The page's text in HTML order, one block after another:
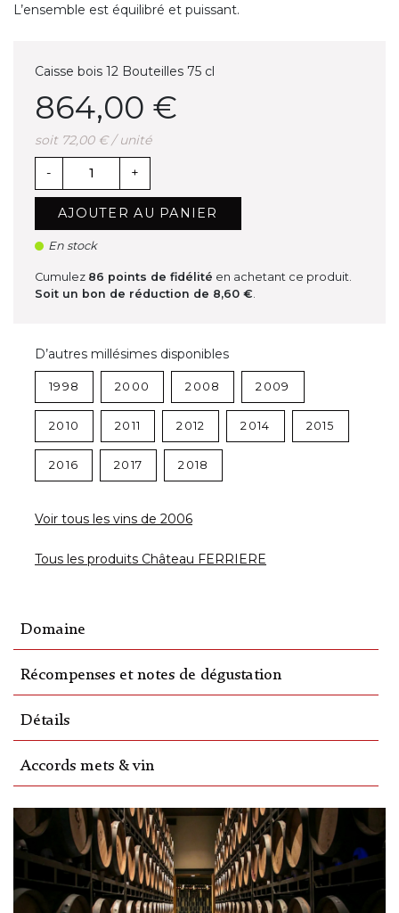
L’ensemble est équilibré et puissant.
Caisse bois 12 Bouteilles 75 cl
864,00 €
soit 72,00 € / unité
- +
AJOUTER AU PANIER
En stock
Cumulez 86 points de fidélité en achetant ce produit.
Soit un bon de réduction de 8,60 €.
D’autres millésimes disponibles
1998 2000 2008 2009
2010 2011 2012 2014 2015
2016 2017 2018
Voir tous les vins de 2006
Tous les produits Château FERRIERE
Domaine
Récompenses et notes de dégustation
Détails
Accords mets & vin